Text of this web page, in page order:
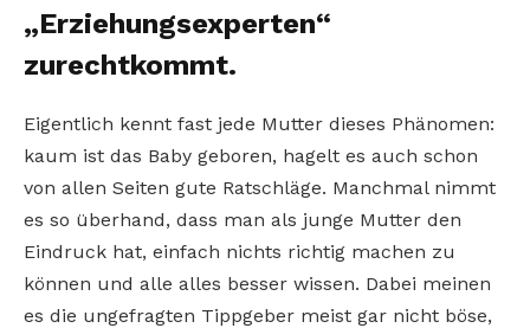
„Erziehungsexperten“
zurechtkommt.
Eigentlich kennt fast jede Mutter dieses Phänomen:
kaum ist das Baby geboren, hagelt es auch schon
von allen Seiten gute Ratschläge. Manchmal nimmt
es so überhand, dass man als junge Mutter den
Eindruck hat, einfach nichts richtig machen zu
können und alle alles besser wissen. Dabei meinen
es die ungefragten Tippgeber meist gar nicht böse,